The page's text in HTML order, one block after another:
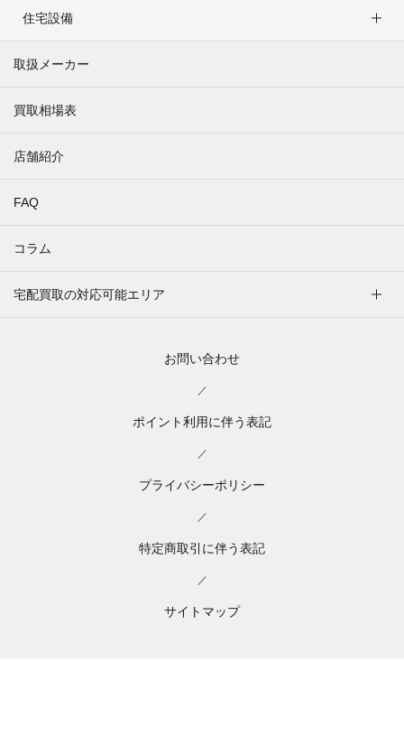
住宅設備
取扱メーカー
買取相場表
店舗紹介
FAQ
コラム
宅配買取の対応可能エリア
お問い合わせ
／
ポイント利用に伴う表記
／
プライバシーポリシー
／
特定商取引に伴う表記
／
サイトマップ